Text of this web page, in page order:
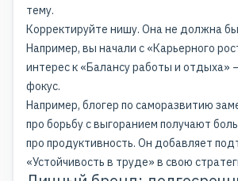
тему.
Корректируйте нишу. Она не должна
Например, вы начали с «Карьерного
интерес к «Балансу работы и отдыха»
фокус.
Например, блогер по саморазвитию
про борьбу с выгоранием получают
про продуктивность. Он добавляет
«Устойчивость в труде» в свою